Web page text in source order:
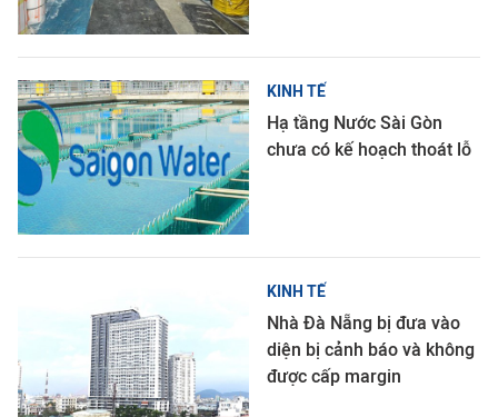
KINH TẾ
Hạ tầng Nước Sài Gòn
chưa có kế hoạch thoát lỗ
KINH TẾ
Nhà Đà Nẵng bị đưa vào
diện bị cảnh báo và không
được cấp margin